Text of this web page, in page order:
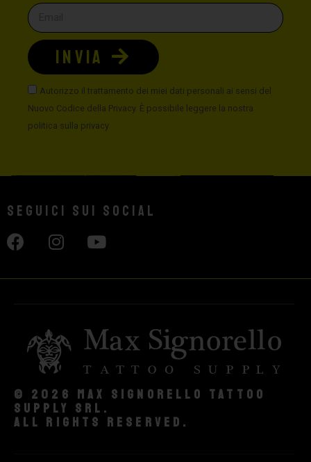
Autorizzo il trattamento dei miei dati personali ai sensi del
Nuovo Codice della Privacy. È possibile leggere la nostra
politica sulla privacy
INVIA
Seguici sui social
© 2026 Max Signorello Tattoo
supply srl.
All rights reserved.